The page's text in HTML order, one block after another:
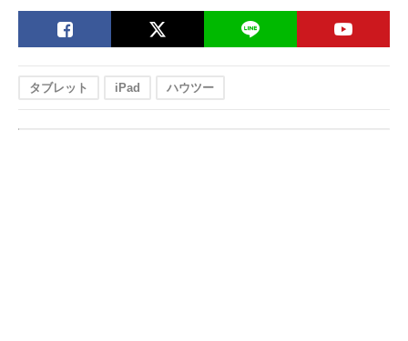
タブレット iPad ハウツー